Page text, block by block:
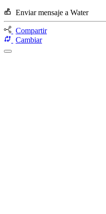
Enviar mensaje a Water
Compartir
Cambiar